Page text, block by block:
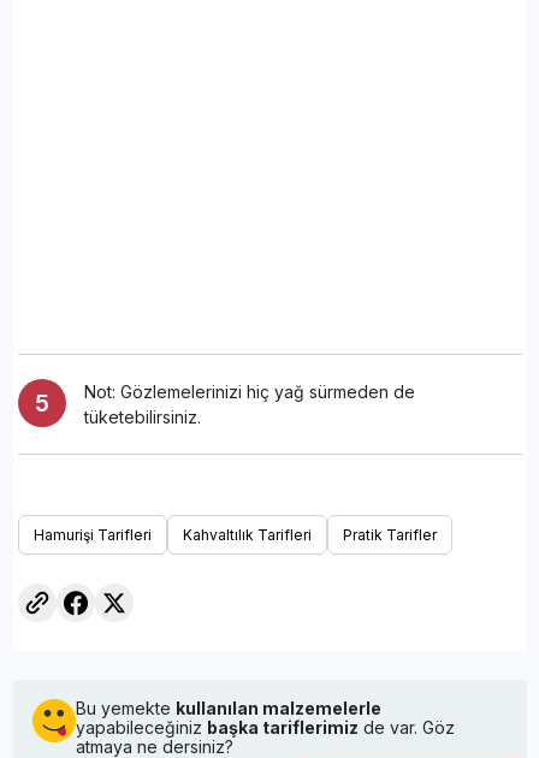
Not: Gözlemelerinizi hiç yağ sürmeden de
tüketebilirsiniz.
Hamurişi Tarifleri Kahvaltılık Tarifleri Pratik Tarifler
Bu yemekte kullanılan malzemelerle
yapabileceğiniz başka tariflerimiz de var. Göz
atmaya ne dersiniz?